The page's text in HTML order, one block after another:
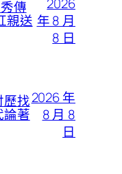
傳
親送 年 8 月
8 日
歷找
論著
2026 年
8 月 8
日